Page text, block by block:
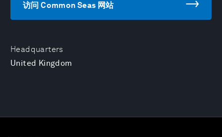
Headquarters
United Kingdom
访问 Common Seas 网站